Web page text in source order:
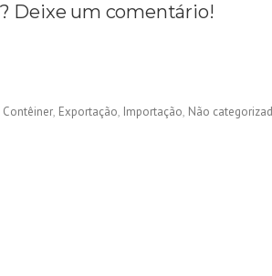
Deixe um comentário!
Contêiner Exportação Importação Não